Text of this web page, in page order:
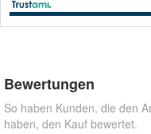
Bewertungen
So haben Kunden, die den
haben, den Kauf bewertet.